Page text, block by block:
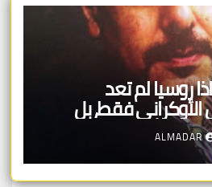
روسيا لم تعد
فقط، بل
الأوكرانية على
ALMADAR